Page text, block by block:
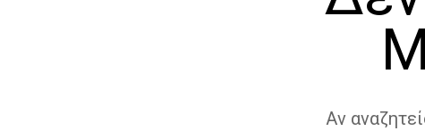
Αν